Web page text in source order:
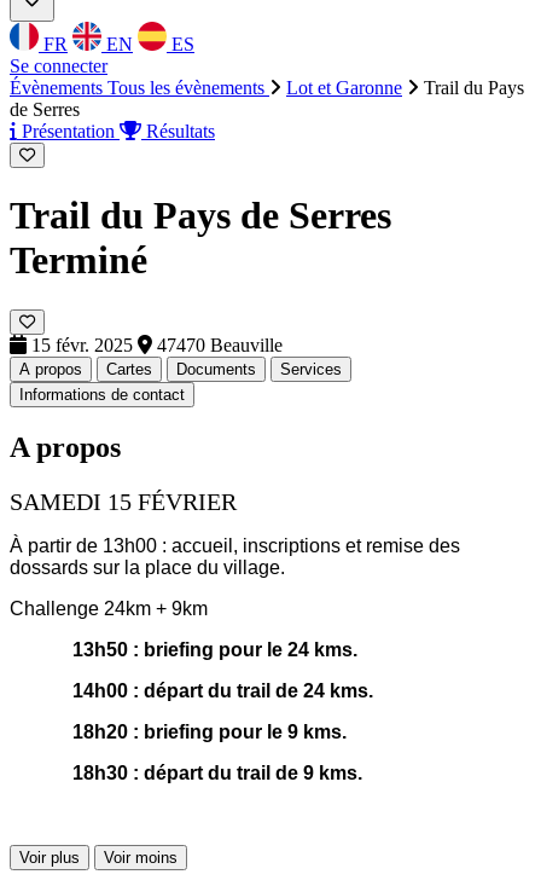
FR EN
ES
Se connecter
Évènements Tous les évènements Lot et Garonne
Trail du Pays
de Serres
Présentation
Résultats
Trail du Pays de Serres
Terminé
15 févr. 2025 47470 Beauville
A propos Cartes Documents
Services
Informations de contact
A propos
SAMEDI 15 FÉVRIER
À partir de 13h00 : accueil, inscriptions et remise des
dossards sur la place du village.
Challenge 24km + 9km
13h50 : briefing pour le 24 kms.
14h00 : départ du trail de 24 kms.
18h20 : briefing pour le 9 kms.
18h30 : départ du trail de 9 kms.
Voir plus Voir moins